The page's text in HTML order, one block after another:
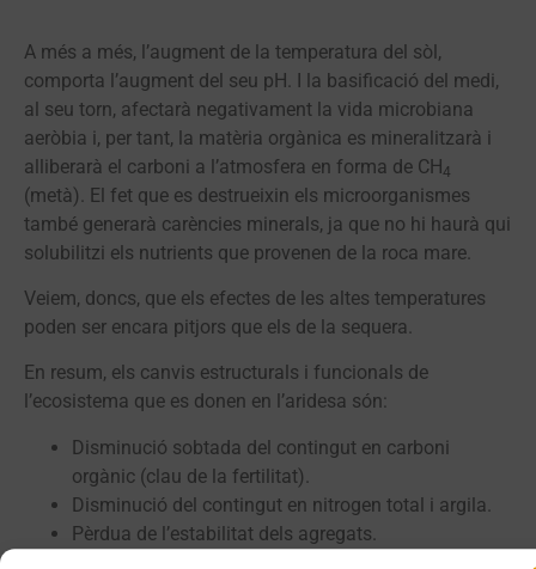
A més a més, l’augment de la temperatura del sòl,
comporta l’augment del seu pH. I la basificació del medi,
al seu torn, afectarà negativament la vida microbiana
aeròbia i, per tant, la matèria orgànica es mineralitzarà i
alliberarà el carboni a l’atmosfera en forma de CH4
(metà). El fet que es destrueixin els microorganismes
també generarà carències minerals, ja que no hi haurà qui
solubilitzi els nutrients que provenen de la roca mare.
Veiem, doncs, que els efectes de les altes temperatures
poden ser encara pitjors que els de la sequera.
En resum, els canvis estructurals i funcionals de
l’ecosistema que es donen en l’aridesa són:
Disminució sobtada del contingut en carboni
orgànic (clau de la fertilitat).
Disminució del contingut en nitrogen total i argila.
Pèrdua de l’estabilitat dels agregats.